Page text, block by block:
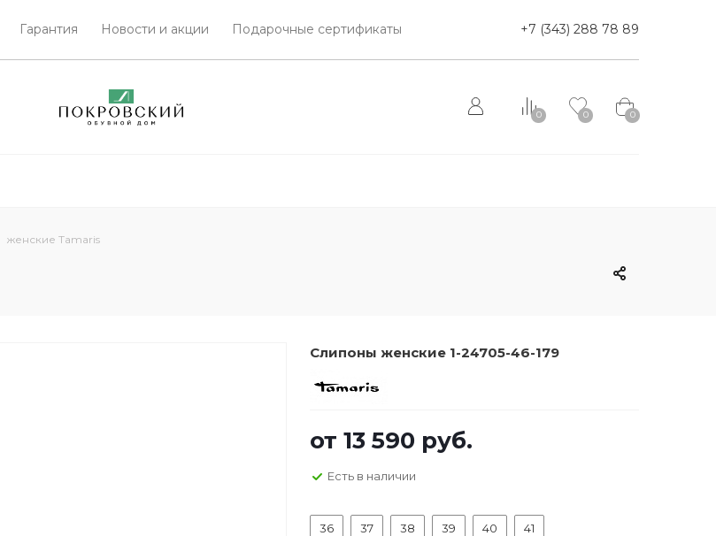
Гарантия Новости и акции Подарочные сертификаты +7 (343) 288 78 89
0 0 0
женские Tamaris
Слипоны женские 1-24705-46-179
от13 590 руб.
Есть в наличии
36 37 38 39 40 41